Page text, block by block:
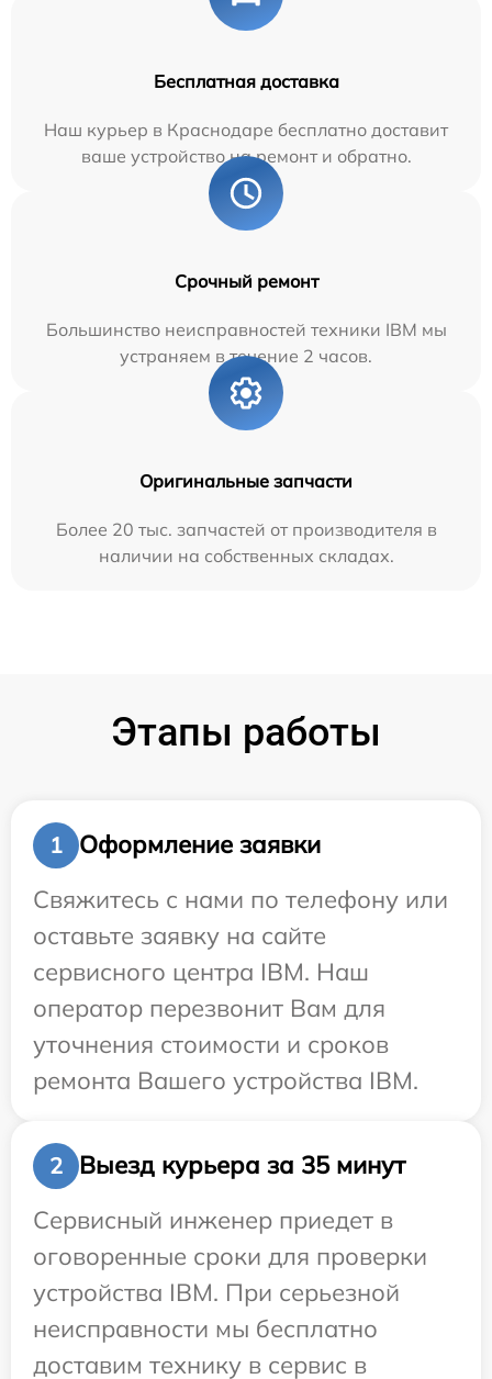
Бесплатная доставка
Наш курьер в Краснодаре бесплатно доставит
ваше устройство на ремонт и обратно.
Срочный ремонт
Большинство неисправностей техники IBM мы
устраняем в течение 2 часов.
Оригинальные запчасти
Более 20 тыс. запчастей от производителя в
наличии на собственных складах.
Этапы работы
1
Оформление заявки
Свяжитесь с нами по телефону или
оставьте заявку на сайте
сервисного центра IBM. Наш
оператор перезвонит Вам для
уточнения стоимости и сроков
ремонта Вашего устройства IBM.
2
Выезд курьера за 35 минут
Сервисный инженер приедет в
оговоренные сроки для проверки
устройства IBM. При серьезной
неисправности мы бесплатно
доставим технику в сервис в